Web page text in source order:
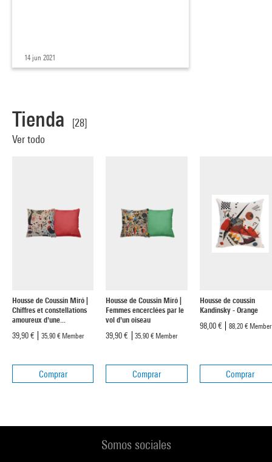
14 jun 2021
Tienda
[28]
Ver todo
Housse de Coussin Miró |
Chiffres et constellations
amoureux d'une...
39,90 €
35,90 € Member
Comprar
Housse de Coussin Miró |
Femmes encerclées par le
vol d'un oiseau
39,90 €
35,90 € Member
Comprar
Housse de coussin
Kandinsky - Orange
98,00 €
88,20 € Member
Comprar
Somos sociales